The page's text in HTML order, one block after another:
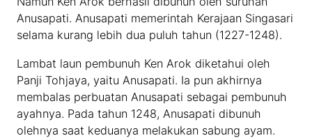
Anusapati. Anusapati memerintah Kerajaan Singasari
selama kurang lebih dua puluh tahun (1227-1248).
Lambat laun pembunuh Ken Arok diketahui oleh
Panji Tohjaya, yaitu Anusapati. Ia pun akhirnya
membalas perbuatan Anusapati sebagai pembunuh
ayahnya. Pada tahun 1248, Anusapati dibunuh
olehnya saat keduanya melakukan sabung ayam.